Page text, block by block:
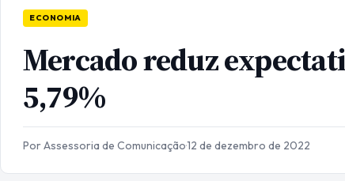
ECONOMIA
Mercado reduz
5,79%
Por Assessoria de Comunicação·12 de dezembro de 2022